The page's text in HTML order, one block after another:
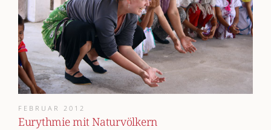
FEBRUAR 2012
Eurythmie mit Naturvölkern